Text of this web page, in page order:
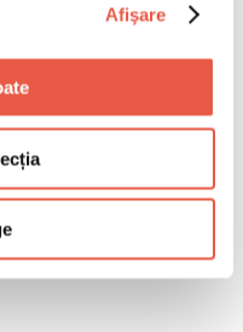
Afişare
mă prin oraș cu soția
r/Morocco
da de probleme
sigure, dar trebuie să
€) și Murcia